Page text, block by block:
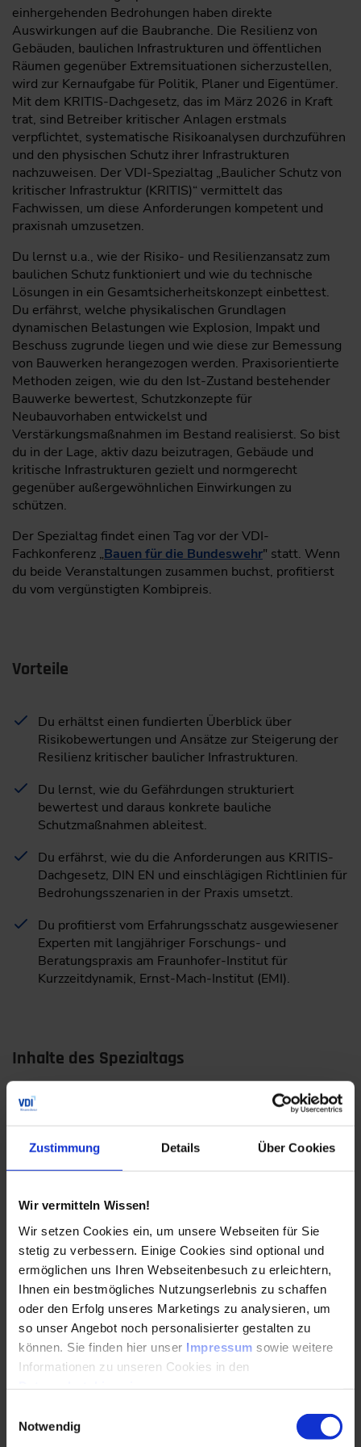
Zustimmung Details Über Cookies
Wir vermitteln Wissen!
Wir setzen Cookies ein, um unsere Webseiten für Sie
stetig zu verbessern. Einige Cookies sind optional und
ermöglichen uns Ihren Webseitenbesuch zu erleichtern,
Ihnen ein bestmögliches Nutzungserlebnis zu schaffen
oder den Erfolg unseres Marketings zu analysieren, um
so unser Angebot noch personalisierter gestalten zu
können. Sie finden hier unser Impressum sowie weitere
Informationen zu unseren Cookies in den
Notwendig
einhergehenden Bedrohungen haben direkte
Auswirkungen auf die Baubranche. Die Resilienz von
Gebäuden, baulichen Infrastrukturen und öffentlichen
Räumen gegenüber Extremsituationen sicherzustellen,
wird zur Kernaufgabe für Politik, Planer und Eigentümer.
Mit dem KRITIS-Dachgesetz, das im März 2026 in Kraft
trat, sind Betreiber kritischer Anlagen erstmals
verpflichtet, systematische Risikoanalysen durchzuführen
und den physischen Schutz ihrer Infrastrukturen
nachzuweisen. Der VDI-Spezialtag „Baulicher Schutz von
kritischer Infrastruktur (KRITIS)“ vermittelt das
Fachwissen, um diese Anforderungen kompetent und
praxisnah umzusetzen.
Du lernst u.a., wie der Risiko- und Resilienzansatz zum
baulichen Schutz funktioniert und wie du technische
Lösungen in ein Gesamtsicherheitskonzept einbettest.
Du erfährst, welche physikalischen Grundlagen
dynamischen Belastungen wie Explosion, Impakt und
Beschuss zugrunde liegen und wie diese zur Bemessung
von Bauwerken herangezogen werden. Praxisorientierte
Methoden zeigen, wie du den Ist-Zustand bestehender
Bauwerke bewertest, Schutzkonzepte für
Neubauvorhaben entwickelst und
Verstärkungsmaßnahmen im Bestand realisierst. So bist
du in der Lage, aktiv dazu beizutragen, Gebäude und
kritische Infrastrukturen gezielt und normgerecht
gegenüber außergewöhnlichen Einwirkungen zu
schützen.
Der Spezialtag findet einen Tag vor der VDI-
Fachkonferenz „Bauen für die Bundeswehr" statt. Wenn
du beide Veranstaltungen zusammen buchst, profitierst
du vom vergünstigten Kombipreis.
Vorteile
Du erhältst einen fundierten Überblick über
Risikobewertungen und Ansätze zur Steigerung der
Resilienz kritischer baulicher Infrastrukturen.
Du lernst, wie du Gefährdungen strukturiert
bewertest und daraus konkrete bauliche
Schutzmaßnahmen ableitest.
Du erfährst, wie du die Anforderungen aus KRITIS-
Dachgesetz, DIN EN und einschlägigen Richtlinien für
Bedrohungsszenarien in der Praxis umsetzt.
Du profitierst vom Erfahrungsschatz ausgewiesener
Experten mit langjähriger Forschungs- und
Beratungspraxis am Fraunhofer-Institut für
Kurzzeitdynamik, Ernst-Mach-Institut (EMI).
Inhalte des Spezialtags
Der Spezialtag „Baulicher Schutz von kritischer
Infrastruktur (KRITIS)“ behandelt u.a. diese Themen:
Resilienz, Schutzziele und Unsicherheiten
Risiko- und Resilienzansatz zum baulichen
Schutz
Einbettung technischer Lösungen in ein
Gesamtsicherheitskonzept
Schutzziele und deren Definition
Einschlägige Vorschriften und Normen: KRITIS-
Dachgesetz, DIN EN und gängige Richtlinien für
Bedrohungsszenarien
Von der Gefährdung zur Belastung: